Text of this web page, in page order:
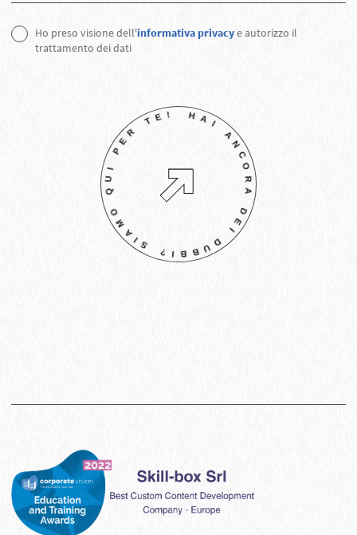
Ho preso visione dell'informativa privacye autorizzo il
trattamento dei dati
HA
I
A
N
C
O
R
A
D
E
I
D
U
B
B
I?
S
I
A
M
O
Q
U
I
P
E
R
T
E
!